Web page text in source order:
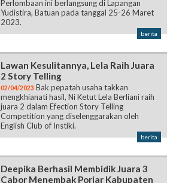
Perlombaan ini berlangsung di Lapangan
Yudistira, Batuan pada tanggal 25-26 Maret
2023.
berita
Lawan Kesulitannya, Lela Raih Juara
2 Story Telling
02/04/2023 Bak pepatah usaha takkan
mengkhianati hasil, Ni Ketut Lela Berliani raih
juara 2 dalam Efection Story Telling
Competition yang diselenggarakan oleh
English Club of Instiki.
berita
Deepika Berhasil Membidik Juara 3
Cabor Menembak Porjar Kabupaten